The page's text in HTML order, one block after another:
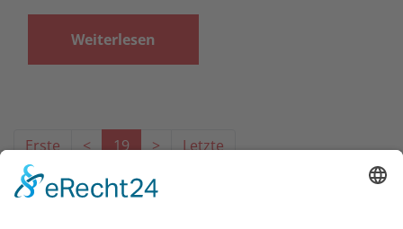
Weiterlesen
Erste < 19 > Letzte